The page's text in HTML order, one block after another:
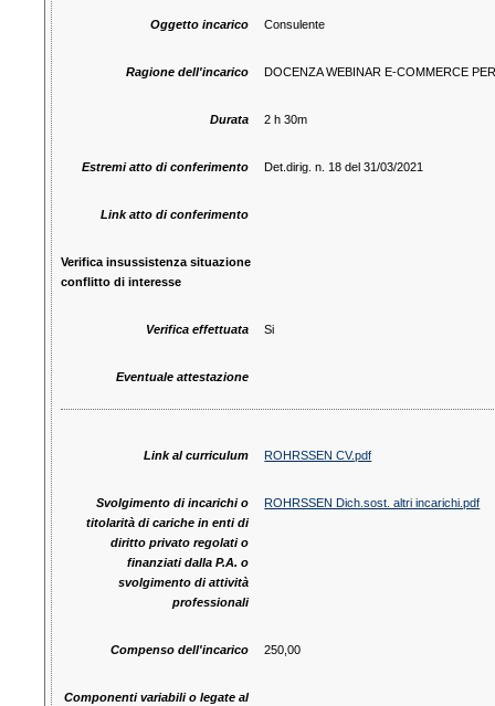
Oggetto incarico Consulente
Ragione dell'incarico DOCENZA WEBINAR E-COMMERCE
Durata 2 h 30m
Estremi atto di conferimento Det.dirig. n. 18 del 31/03/2021
Link atto di conferimento
Verifica insussistenza situazione
conflitto di interesse
Verifica effettuata Si
Eventuale attestazione
Link al curriculum ROHRSSEN CV.pdf
Svolgimento di incarichi o
titolarità di cariche in enti di
diritto privato regolati o
finanziati dalla P.A. o
svolgimento di attività
professionali
ROHRSSEN Dich.sost. altri incarichi.pdf
Compenso dell'incarico 250,00
Componenti variabili o legate al